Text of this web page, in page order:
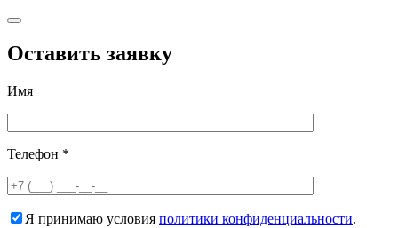
Оставить заявку
Имя
Телефон *
Я принимаю условия политики конфиденциальности.